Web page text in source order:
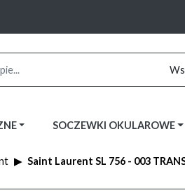
SOCZEWKI OKULAROWE
Saint Laurent SL 756 - 003